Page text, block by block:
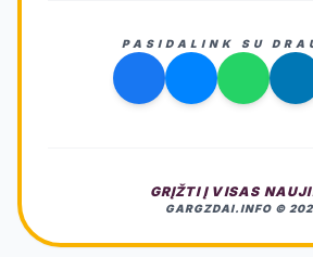
PASIDALINK SU
GRĮŽTI Į VISAS
GARGZDAI.INFO ©